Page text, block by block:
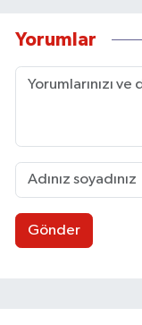
Yorumlar
Gönder